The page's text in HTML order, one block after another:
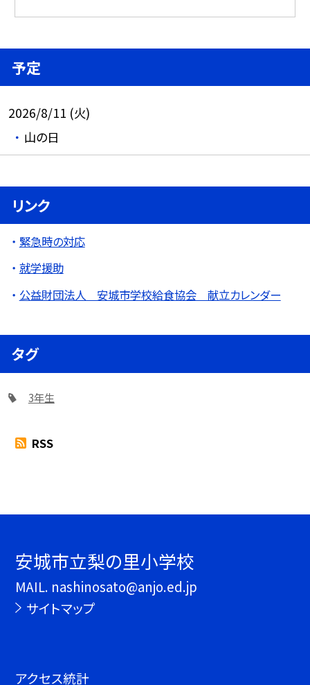
予定
2026/8/11 (火)
山の日
リンク
緊急時の対応
就学援助
公益財団法人 安城市学校給食協会 献立カレンダー
タグ
3年生
RSS
安城市立梨の里小学校
MAIL. nashinosato@anjo.ed.jp
サイトマップ
アクセス統計